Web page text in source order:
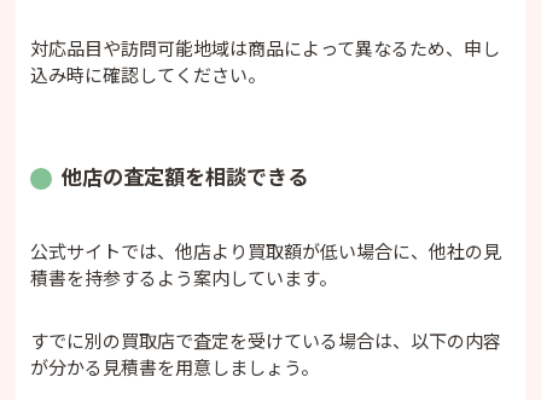
対応品目や訪問可能地域は商品によって異なるため、申し
込み時に確認してください。
他店の査定額を相談できる
公式サイトでは、他店より買取額が低い場合に、他社の見
積書を持参するよう案内しています。
すでに別の買取店で査定を受けている場合は、以下の内容
が分かる見積書を用意しましょう。